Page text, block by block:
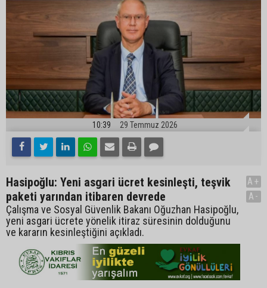
10:39 29 Temmuz 2026
Hasipoğlu: Yeni asgari ücret kesinleşti, teşvik
paketi yarından itibaren devrede
Çalışma ve Sosyal Güvenlik Bakanı Oğuzhan Hasipoğlu,
yeni asgari ücrete yönelik itiraz süresinin dolduğunu
ve kararın kesinleştiğini açıkladı.
A+
A-